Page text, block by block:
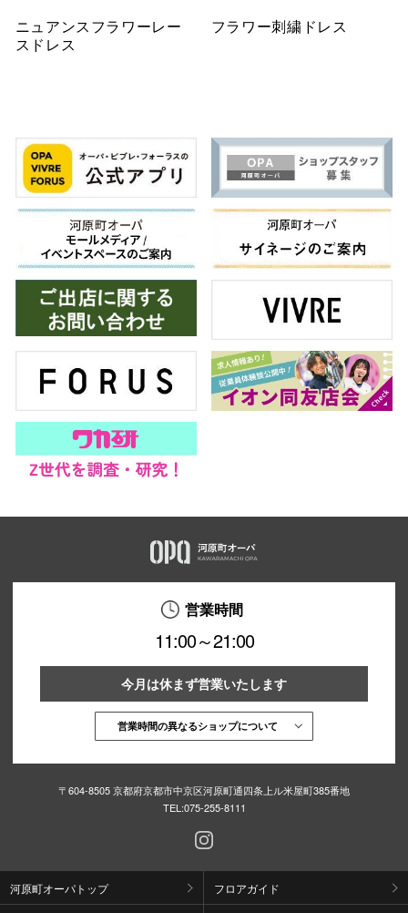
ニュアンスフラワーレー
スドレス
フラワー刺繍ドレス
営業時間
11:00～21:00
今月は休まず営業いたします
営業時間の異なるショップについて
〒604-8505 京都府京都市中京区河原町通四条上ル米屋町385番地
TEL:075-255-8111
河原町オーパトップ フロアガイド